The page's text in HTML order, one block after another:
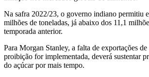
Na safra 2022/23, o governo indiano permitiu
milhões de toneladas, já abaixo dos 11,1
temporada anterior.
Para Morgan Stanley, a falta de exportações
proibição for implementada, deverá sustentar
do açúcar por mais tempo.